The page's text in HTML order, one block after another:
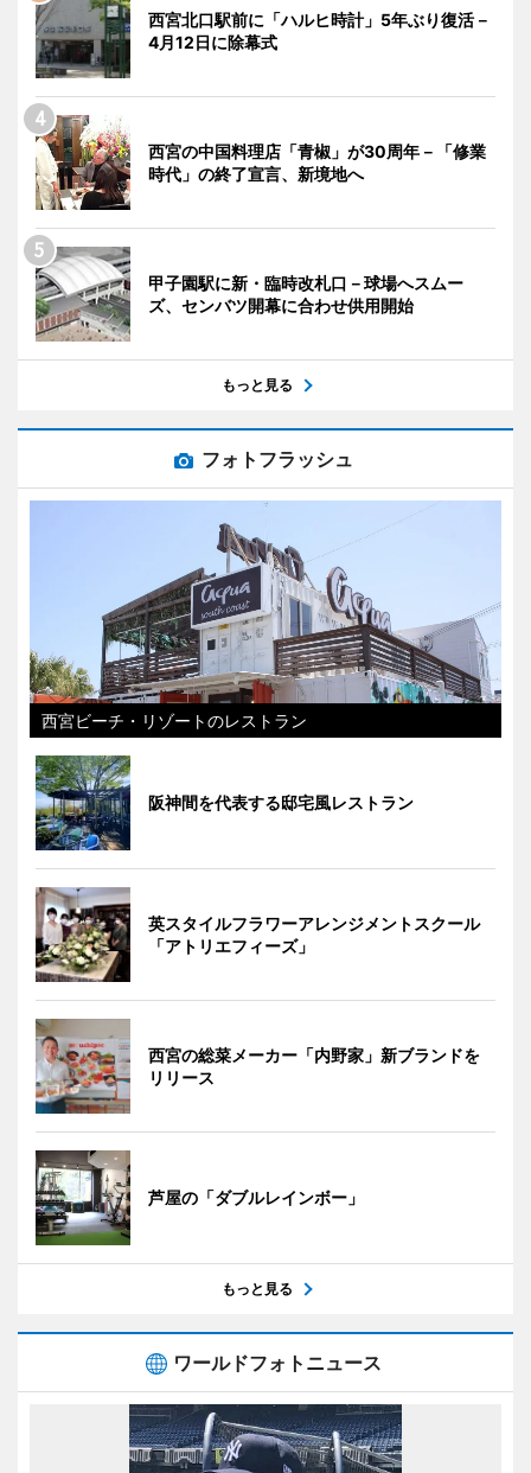
西宮北口駅前に「ハルヒ時計」5年ぶり復活－
4月12日に除幕式
西宮の中国料理店「青椒」が30周年－「修業
時代」の終了宣言、新境地へ
甲子園駅に新・臨時改札口－球場へスムー
ズ、センバツ開幕に合わせ供用開始
もっと見る
フォトフラッシュ
西宮ビーチ・リゾートのレストラン
阪神間を代表する邸宅風レストラン
英スタイルフラワーアレンジメントスクール
「アトリエフィーズ」
西宮の総菜メーカー「内野家」新ブランドを
リリース
芦屋の「ダブルレインボー」
もっと見る
ワールドフォトニュース